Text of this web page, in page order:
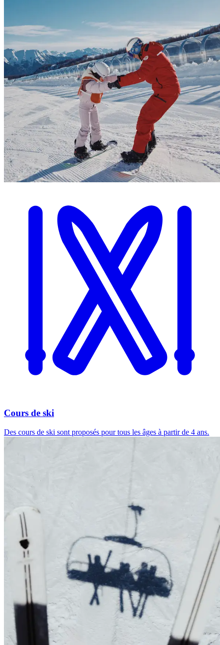
Cours de ski
Des cours de ski sont proposés pour tous les âges à partir de 4 ans.